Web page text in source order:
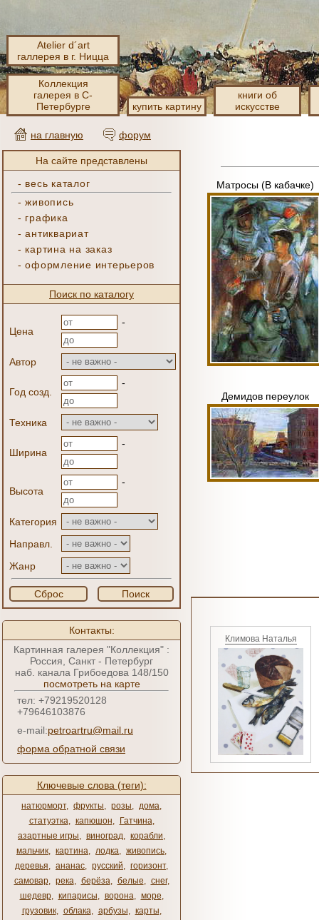
Atelier d´art
галлерея в г. Ницца
Коллекция
галерея в С-
Петербурге
купить картину
книги об
искусстве
на главную форум
На сайте представлены
- весь каталог
-живопись
- графика
-антиквариат
- картина на заказ
-оформление интерьеров
Поиск по каталогу
Цена
-
Автор
Год созд.
-
Техника
Ширина
-
Высота
-
Категория
Направл.
Жанр
Сброс Поиск
Контакты:
Картинная галерея "Коллекция" :
Россия, Санкт - Петербург
наб. канала Грибоедова 148/150
посмотреть на карте
тел: +79219520128
+79646103876
e-mail:petroartru@mail.ru
форма обратной связи
Ключевые слова (теги):
натюрморт, фрукты, розы, дома,
статуэтка, капюшон, Гатчина,
азартные игры, виноград, корабли,
мальчик, картина, лодка, живопись,
деревья, ананас, русский, горизонт,
самовар, река, берёза, белые, снег,
шедевр, кипарисы, ворона, море,
грузовик, облака, арбузы, карты,
Матросы (В кабачке)
Демидов переулок
Климова Наталья